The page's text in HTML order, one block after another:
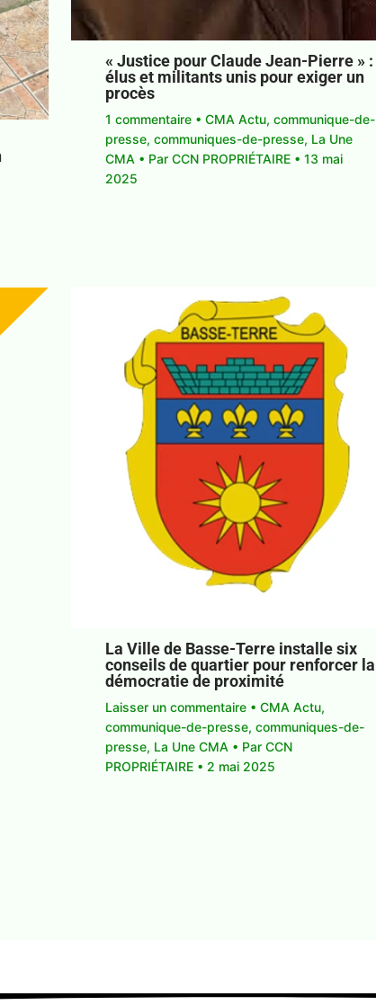
« Justice pour Claude Jean-Pierre » :
élus et militants unis pour exiger un
procès
1 commentaire •CMA Actu,communique-de-
presse,communiques-de-presse, La Une
CMA • ParCCN PROPRIÉTAIRE •13 mai
2025
La Ville de Basse-Terre installe six
conseils de quartier pour renforcer la
démocratie de proximité
Laisser un commentaire •CMA Actu,
communique-de-presse,communiques-de-
presse, La Une CMA • ParCCN
PROPRIÉTAIRE • 2 mai 2025